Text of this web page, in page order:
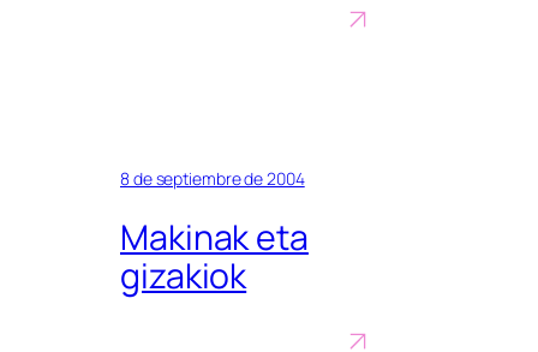
8 de septiembre de 2004
Makinak eta
gizakiok